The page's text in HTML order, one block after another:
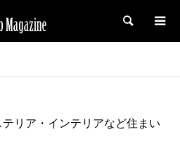
検索
リア・インテリアなど住まい